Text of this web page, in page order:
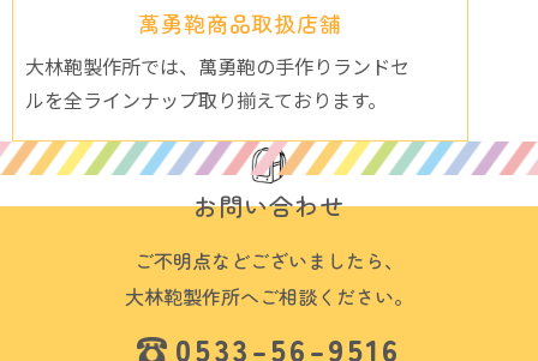
萬勇鞄商品取扱店舗
大林鞄製作所では、萬勇鞄の手作りランドセ
ルを全ラインナップ取り揃えております。
お問い合わせ
ご不明点などございましたら、
大林鞄製作所へご相談ください。
0533-56-9516